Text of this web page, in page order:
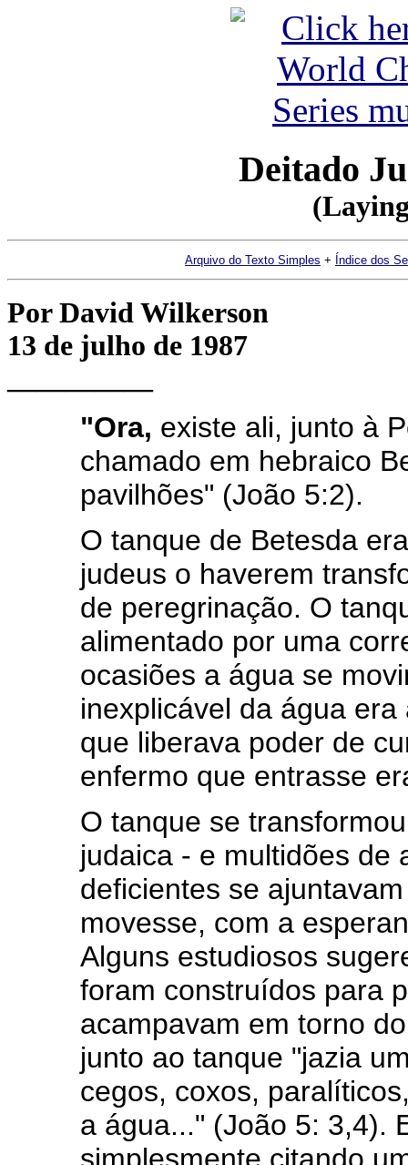
Deitado
Arquivo do Texto Simples + Índice dos
Por David Wilkerson
13 de julho de 1987
"Ora, existe ali, junto à
chamado em hebraico
pavilhões" (João 5:2).
O tanque de Betesda
judeus o haverem
de peregrinação. O
alimentado por uma
ocasiões a água se
inexplicável da água
que liberava poder de
enfermo que entrasse
O tanque se
judaica - e multidões de
deficientes se
movesse, com a
Alguns estudiosos
foram construídos para
acampavam em torno
junto ao tanque "jazia
cegos, coxos,
a água..." (João 5: 3,4).